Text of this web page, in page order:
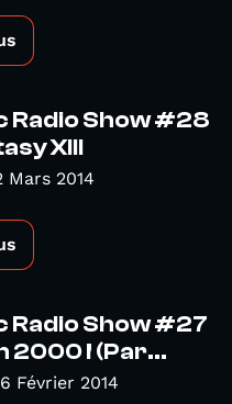
Radio Show #28
XIII
Mars 2014
Radio Show #27
2000 ! (Par...
Février 2014